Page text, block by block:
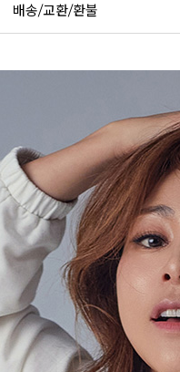
배송/교환/환불